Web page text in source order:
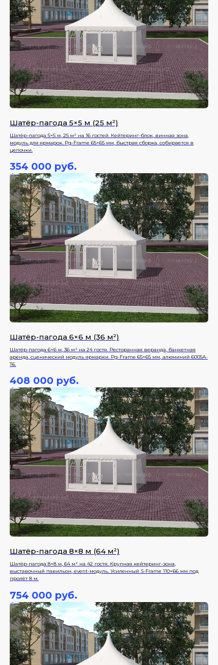
Шатёр-пагода 5×5 м (25 м²)
Шатёр-пагода 5×5 м, 25 м² на 16 гостей. Кейтеринг-блок, винная зона,
модуль для ярмарок. Pg-Frame 65×65 мм, быстрая сборка, собирается в
цепочки.
354 000 руб.
Шатёр-пагода 6×6 м (36 м²)
Шатёр-пагода 6×6 м, 36 м² на 24 гостя. Ресторанная веранда, банкетная
аренда, сценический модуль ярмарки. Pg-Frame 65×65 мм, алюминий 6005A-
T6.
408 000 руб.
Шатёр-пагода 8×8 м (64 м²)
Шатёр-пагода 8×8 м, 64 м² на 42 гостя. Крупная кейтеринг-зона,
выставочный павильон, event-модуль. Усиленный S-Frame 110×66 мм под
пролёт 8 м.
754 000 руб.